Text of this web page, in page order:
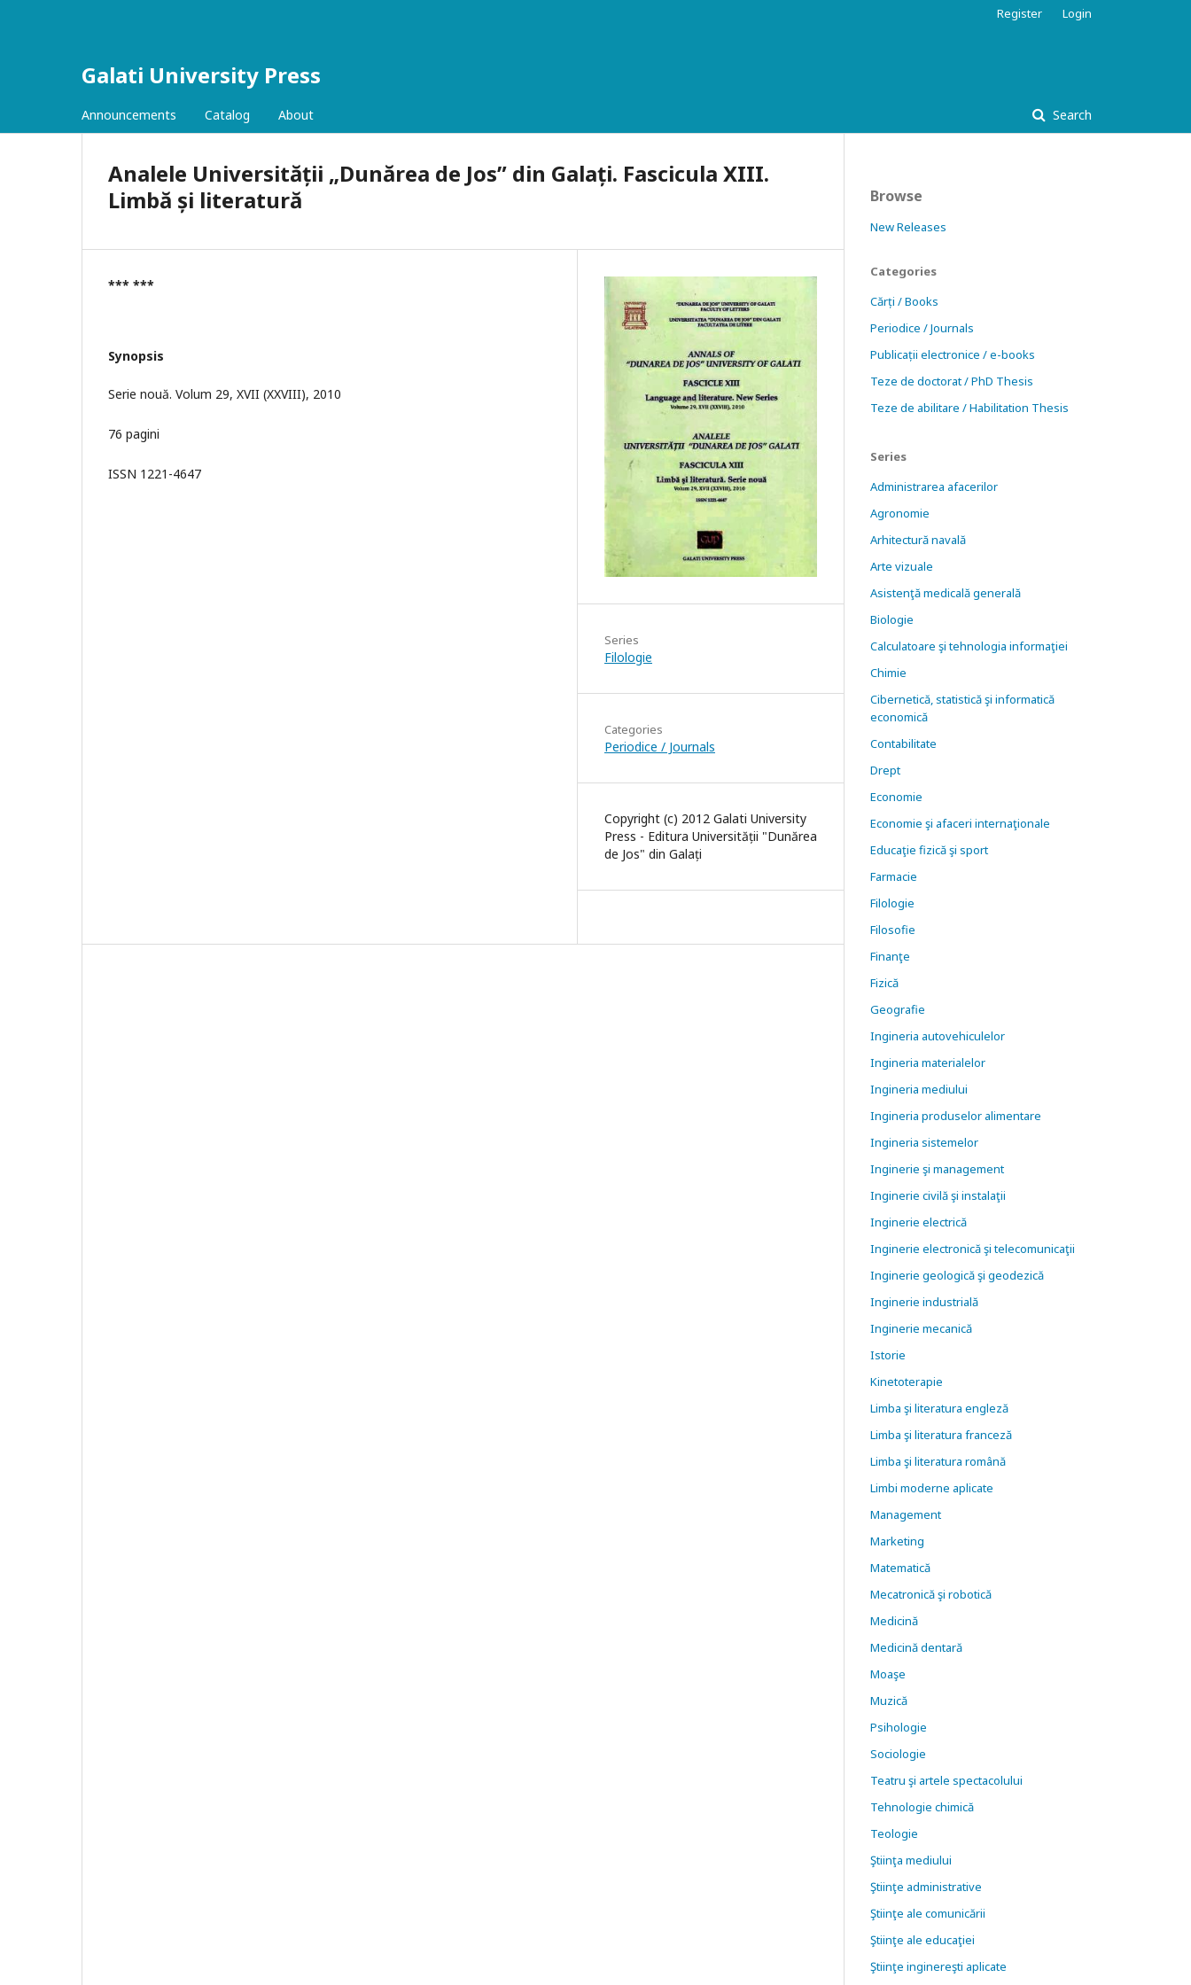
Galati University Press
Announcements Catalog About Search
Register Login
Analele Universității „Dunărea de Jos” din Galați. Fascicula XIII.
Limbă și literatură
*** ***
Synopsis
Serie nouă. Volum 29, XVII (XXVIII), 2010
76 pagini
ISSN 1221-4647
Series
Filologie
Categories
Periodice / Journals
Copyright (c) 2012 Galati University
Press - Editura Universității "Dunărea
de Jos" din Galați
Browse
New Releases
Categories
Cărți / Books
Periodice / Journals
Publicații electronice / e-books
Teze de doctorat / PhD Thesis
Teze de abilitare / Habilitation Thesis
Series
Administrarea afacerilor
Agronomie
Arhitectură navală
Arte vizuale
Asistenţă medicală generală
Biologie
Calculatoare şi tehnologia informaţiei
Chimie
Cibernetică, statistică şi informatică
economică
Contabilitate
Drept
Economie
Economie şi afaceri internaţionale
Educaţie fizică şi sport
Farmacie
Filologie
Filosofie
Finanţe
Fizică
Geografie
Ingineria autovehiculelor
Ingineria materialelor
Ingineria mediului
Ingineria produselor alimentare
Ingineria sistemelor
Inginerie şi management
Inginerie civilă şi instalaţii
Inginerie electrică
Inginerie electronică şi telecomunicaţii
Inginerie geologică şi geodezică
Inginerie industrială
Inginerie mecanică
Istorie
Kinetoterapie
Limba şi literatura engleză
Limba şi literatura franceză
Limba şi literatura română
Limbi moderne aplicate
Management
Marketing
Matematică
Mecatronică şi robotică
Medicină
Medicină dentară
Moaşe
Muzică
Psihologie
Sociologie
Teatru şi artele spectacolului
Tehnologie chimică
Teologie
Ştiinţa mediului
Ştiinţe administrative
Ştiinţe ale comunicării
Ştiinţe ale educaţiei
Ştiinţe inginereşti aplicate